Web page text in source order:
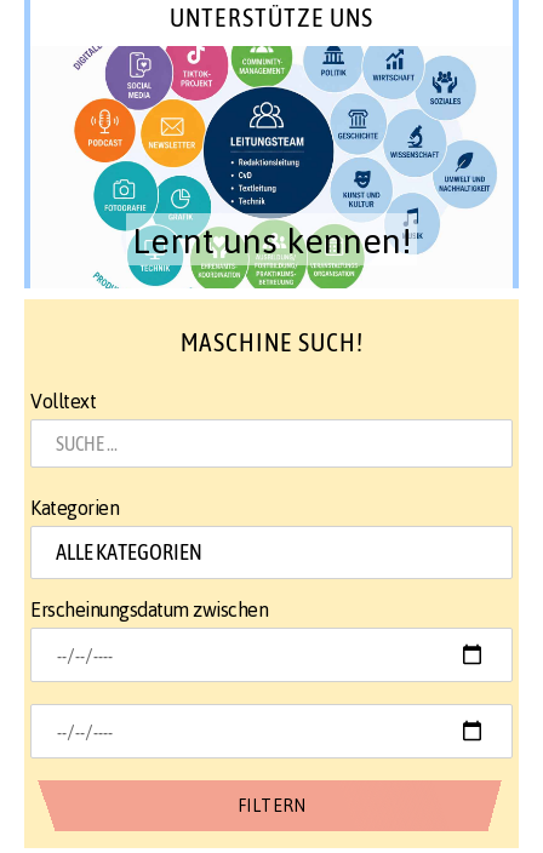
UNTERSTÜTZE UNS
Lernt uns kennen!
MASCHINE SUCH!
Volltext
Kategorien
Erscheinungsdatum zwischen